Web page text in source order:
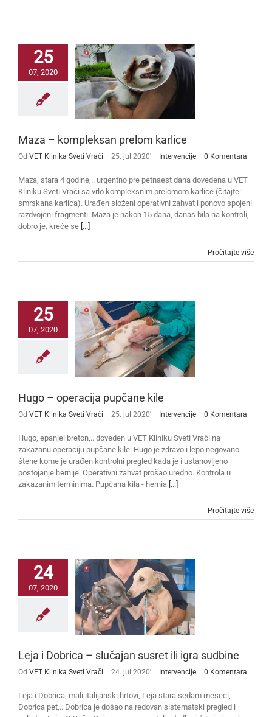
25
07, 2020
Maza – kompleksan
prelom karlice
Maza – kompleksan prelom karlice
Od VET Klinika Sveti Vrači 25. jul 2020' Intervencije 0 Komentara
Maza, stara 4 godine,.. urgentno pre petnaest dana dovedena u VET
Kliniku Sveti Vrači sa vrlo kompleksnim prelomom karlice (čitajte:
smrskana karlica). Urađen složeni operativni zahvat i ponovo spojeni
razdvojeni fragmenti. Maza je nakon 15 dana, danas bila na kontroli,
dobro je, kreće se [...]
Pročitajte više
25
07, 2020
Hugo – operacija pupčane
kile
Hugo – operacija pupčane kile
Od VET Klinika Sveti Vrači | 25. jul 2020' | Intervencije | 0 Komentara
Hugo, epanjel breton,.. doveden u VET Kliniku Sveti Vrači na
zakazanu operaciju pupčane kile. Hugo je zdravo i lepo negovano
štene kome je urađen kontrolni pregled kada je i ustanovljeno
postojanje hernije. Operativni zahvat prošao uredno. Kontrola u
zakazanim terminima. Pupčana kila - hernia [...]
Pročitajte više
24
07, 2020
Leja i Dobrica – slučajan
susret ili igra sudbine
Leja i Dobrica – slučajan susret ili igra sudbine
Od VET Klinika Sveti Vrači | 24. jul 2020' | Intervencije | 0 Komentara
Leja i Dobrica, mali italijanski hrtovi, Leja stara sedam meseci,
Dobrica pet,.. Dobrica je došao na redovan sistematski pregled i